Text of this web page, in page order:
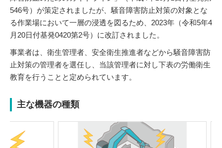
546号）が策定されましたが、騒音障害防止対策の対象とな
る作業場において一層の浸透を図るため、2023年（令和5年4
月20日付基発0420第2号）に改訂されました。
事業者は、衛生管理者、安全衛生推進者などから騒音障害防
止対策の管理者を選任し、当該管理者に対し下表の労働衛生
教育を行うことと定められています。
主な機器の種類